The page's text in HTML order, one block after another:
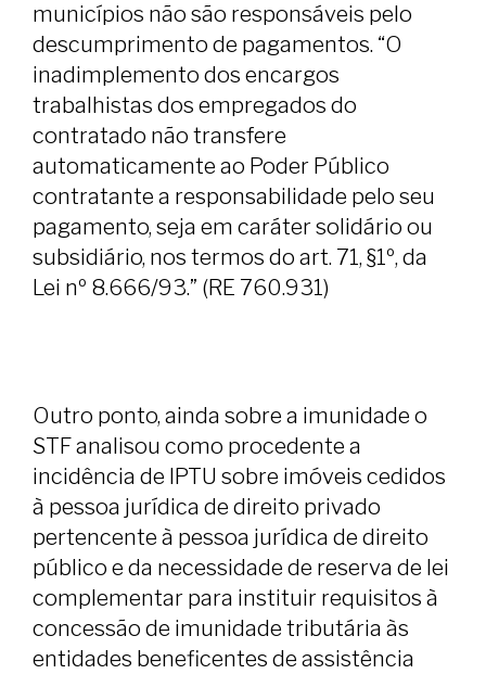
municípios não são responsáveis pelo
descumprimento de pagamentos. “O
inadimplemento dos encargos
trabalhistas dos empregados do
contratado não transfere
automaticamente ao Poder Público
contratante a responsabilidade pelo seu
pagamento, seja em caráter solidário ou
subsidiário, nos termos do art. 71, §1º, da
Lei nº 8.666/93.” (RE 760.931)
Outro ponto, ainda sobre a imunidade o
STF analisou como procedente a
incidência de IPTU sobre imóveis cedidos
à pessoa jurídica de direito privado
pertencente à pessoa jurídica de direito
público e da necessidade de reserva de lei
complementar para instituir requisitos à
concessão de imunidade tributária às
entidades beneficentes de assistência